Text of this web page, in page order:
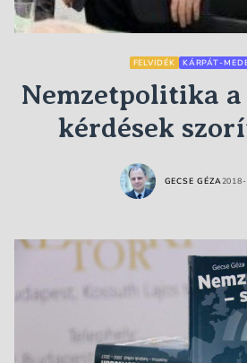
FELVIDÉK KÁRPÁT-
Nemzetpolitika
kérdések
GECSE GÉZA